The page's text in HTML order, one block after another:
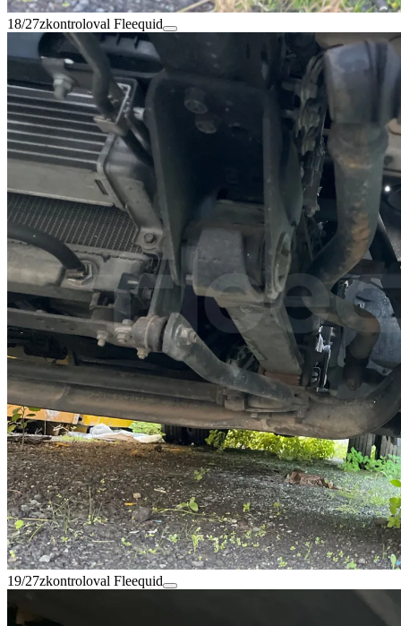
18/27zkontroloval Fleequid
19/27zkontroloval Fleequid